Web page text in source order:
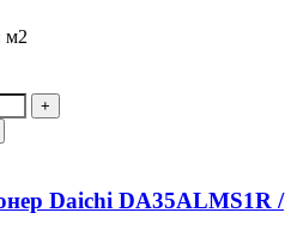
м2
Daichi DA35ALMS1R /